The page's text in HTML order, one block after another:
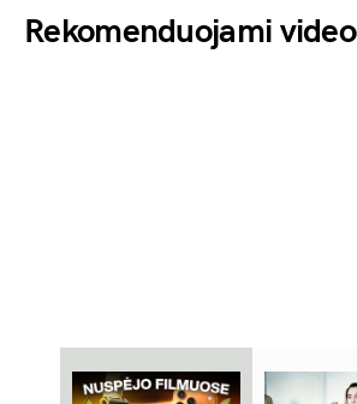
Rekomenduojami video